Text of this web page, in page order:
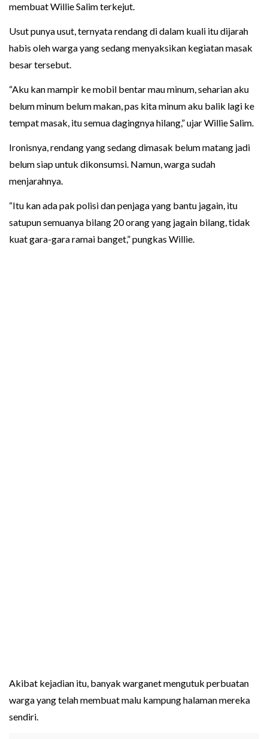
membuat Willie Salim terkejut.
Usut punya usut, ternyata rendang di dalam kuali itu dijarah
habis oleh warga yang sedang menyaksikan kegiatan masak
besar tersebut.
“Aku kan mampir ke mobil bentar mau minum, seharian aku
belum minum belum makan, pas kita minum aku balik lagi ke
tempat masak, itu semua dagingnya hilang,” ujar Willie Salim.
Ironisnya, rendang yang sedang dimasak belum matang jadi
belum siap untuk dikonsumsi. Namun, warga sudah
menjarahnya.
“Itu kan ada pak polisi dan penjaga yang bantu jagain, itu
satupun semuanya bilang 20 orang yang jagain bilang, tidak
kuat gara-gara ramai banget,” pungkas Willie.
Akibat kejadian itu, banyak warganet mengutuk perbuatan
warga yang telah membuat malu kampung halaman mereka
sendiri.